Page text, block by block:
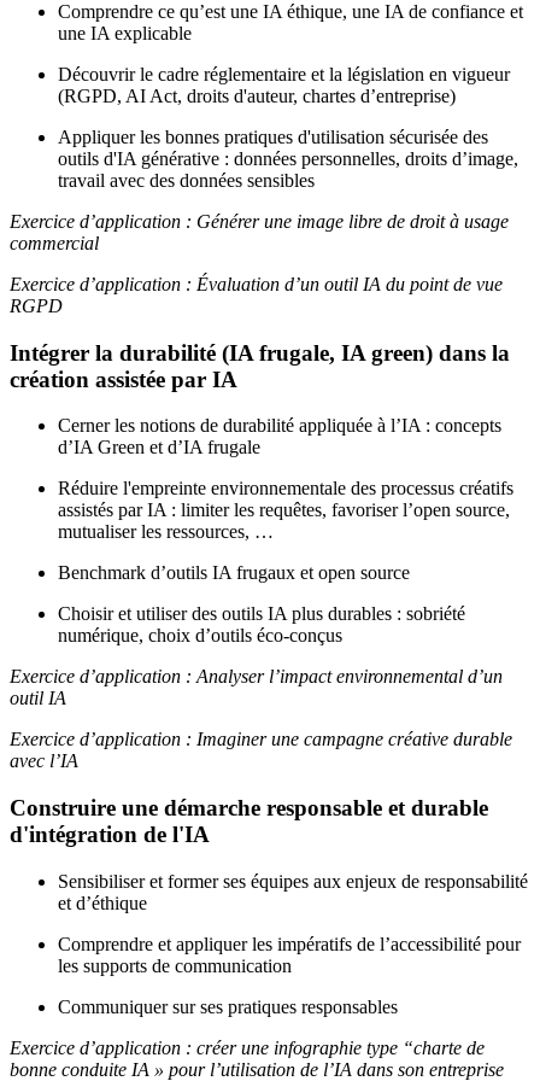
Comprendre ce qu’est une IA éthique, une IA de confiance et
une IA explicable
Découvrir le cadre réglementaire et la législation en vigueur
(RGPD, AI Act, droits d'auteur, chartes d’entreprise)
Appliquer les bonnes pratiques d'utilisation sécurisée des
outils d'IA générative : données personnelles, droits d’image,
travail avec des données sensibles
Exercice d’application : Générer une image libre de droit à usage
commercial
Exercice d’application : Évaluation d’un outil IA du point de vue
RGPD
Intégrer la durabilité (IA frugale, IA green) dans la
création assistée par IA
Cerner les notions de durabilité appliquée à l’IA : concepts
d’IA Green et d’IA frugale
Réduire l'empreinte environnementale des processus créatifs
assistés par IA : limiter les requêtes, favoriser l’open source,
mutualiser les ressources, …
Benchmark d’outils IA frugaux et open source
Choisir et utiliser des outils IA plus durables : sobriété
numérique, choix d’outils éco-conçus
Exercice d’application : Analyser l’impact environnemental d’un
outil IA
Exercice d’application : Imaginer une campagne créative durable
avec l’IA
Construire une démarche responsable et durable
d'intégration de l'IA
Sensibiliser et former ses équipes aux enjeux de responsabilité
et d’éthique
Comprendre et appliquer les impératifs de l’accessibilité pour
les supports de communication
Communiquer sur ses pratiques responsables
Exercice d’application : créer une infographie type “charte de
bonne conduite IA » pour l’utilisation de l’IA dans son entreprise